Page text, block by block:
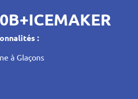
:
à Glaçons